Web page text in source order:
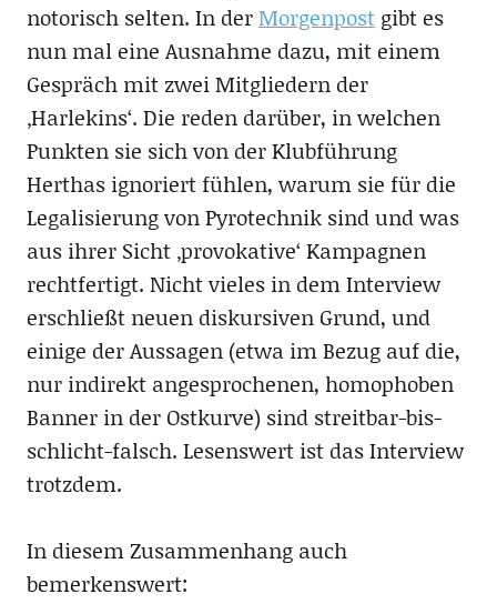
notorisch selten. In derMorgenpostgibt es
nun mal eine Ausnahme dazu, mit einem
Gespräch mit zwei Mitgliedern der
‚Harlekins‘. Die reden darüber, in welchen
Punkten sie sich von der Klubführung
Herthas ignoriert fühlen, warum sie für die
Legalisierung von Pyrotechnik sind und was
aus ihrer Sicht ‚provokative‘ Kampagnen
rechtfertigt. Nicht vieles in dem Interview
erschließt neuen diskursiven Grund, und
einige der Aussagen (etwa im Bezug auf die,
nur indirekt angesprochenen, homophoben
Banner in der Ostkurve) sind streitbar-bis-
schlicht-falsch. Lesenswert ist das Interview
trotzdem.
In diesem Zusammenhang auch
bemerkenswert: